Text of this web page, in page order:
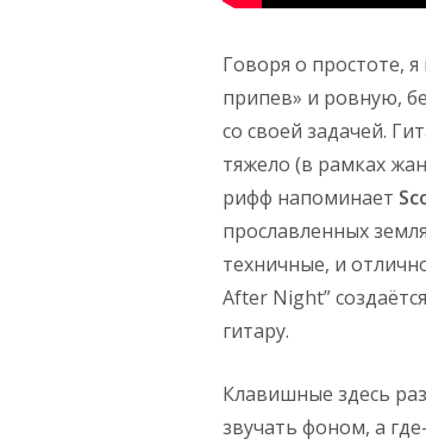
Говоря о простоте,
припев» и ровную,
со своей задачей.
тяжело (в рамках
рифф напоминает
прославленных
техничные, и
After Night”
гитару.
Клавишные здесь
звучать фоном, а